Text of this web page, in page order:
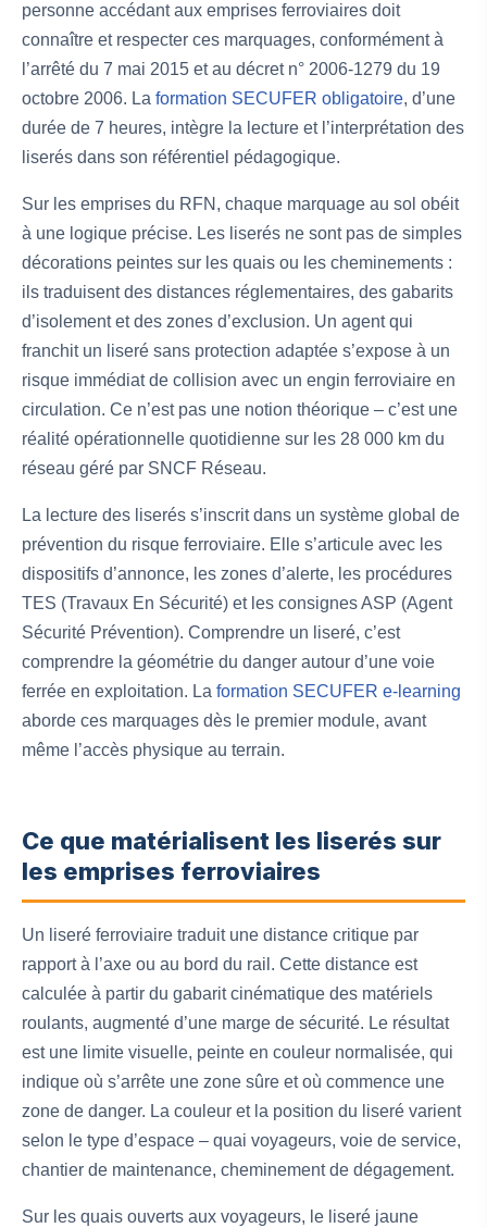
personne accédant aux emprises ferroviaires doit
connaître et respecter ces marquages, conformément à
l’arrêté du 7 mai 2015 et au décret n° 2006-1279 du 19
octobre 2006. La formation SECUFER obligatoire, d’une
durée de 7 heures, intègre la lecture et l’interprétation des
liserés dans son référentiel pédagogique.
Sur les emprises du RFN, chaque marquage au sol obéit
à une logique précise. Les liserés ne sont pas de simples
décorations peintes sur les quais ou les cheminements :
ils traduisent des distances réglementaires, des gabarits
d’isolement et des zones d’exclusion. Un agent qui
franchit un liseré sans protection adaptée s’expose à un
risque immédiat de collision avec un engin ferroviaire en
circulation. Ce n’est pas une notion théorique – c’est une
réalité opérationnelle quotidienne sur les 28 000 km du
réseau géré par SNCF Réseau.
La lecture des liserés s’inscrit dans un système global de
prévention du risque ferroviaire. Elle s’articule avec les
dispositifs d’annonce, les zones d’alerte, les procédures
TES (Travaux En Sécurité) et les consignes ASP (Agent
Sécurité Prévention). Comprendre un liseré, c’est
comprendre la géométrie du danger autour d’une voie
ferrée en exploitation. La formation SECUFER e-learning
aborde ces marquages dès le premier module, avant
même l’accès physique au terrain.
Ce que matérialisent les liserés sur
les emprises ferroviaires
Un liseré ferroviaire traduit une distance critique par
rapport à l’axe ou au bord du rail. Cette distance est
calculée à partir du gabarit cinématique des matériels
roulants, augmenté d’une marge de sécurité. Le résultat
est une limite visuelle, peinte en couleur normalisée, qui
indique où s’arrête une zone sûre et où commence une
zone de danger. La couleur et la position du liseré varient
selon le type d’espace – quai voyageurs, voie de service,
chantier de maintenance, cheminement de dégagement.
Sur les quais ouverts aux voyageurs, le liseré jaune